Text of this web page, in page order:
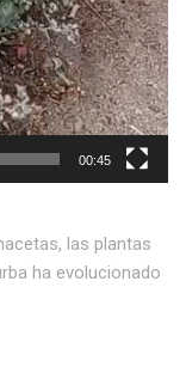
00:45
las plantas
ha evolucionado